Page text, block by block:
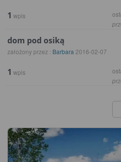
1 wpis
dom pod osiką
założony przez : Barbara 2016-02-07
1 wpis